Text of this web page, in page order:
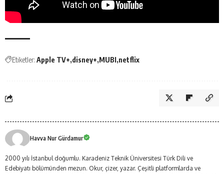
Etiketler: Apple TV+ disney+ MUBI netflix
Havva Nur Gürdamur
2000 yılı İstanbul doğumlu. Karadeniz Teknik Üniversitesi Türk Dili ve
Edebiyatı bölümünden mezun. Okur, çizer, yazar. Çeşitli platformlarda ve